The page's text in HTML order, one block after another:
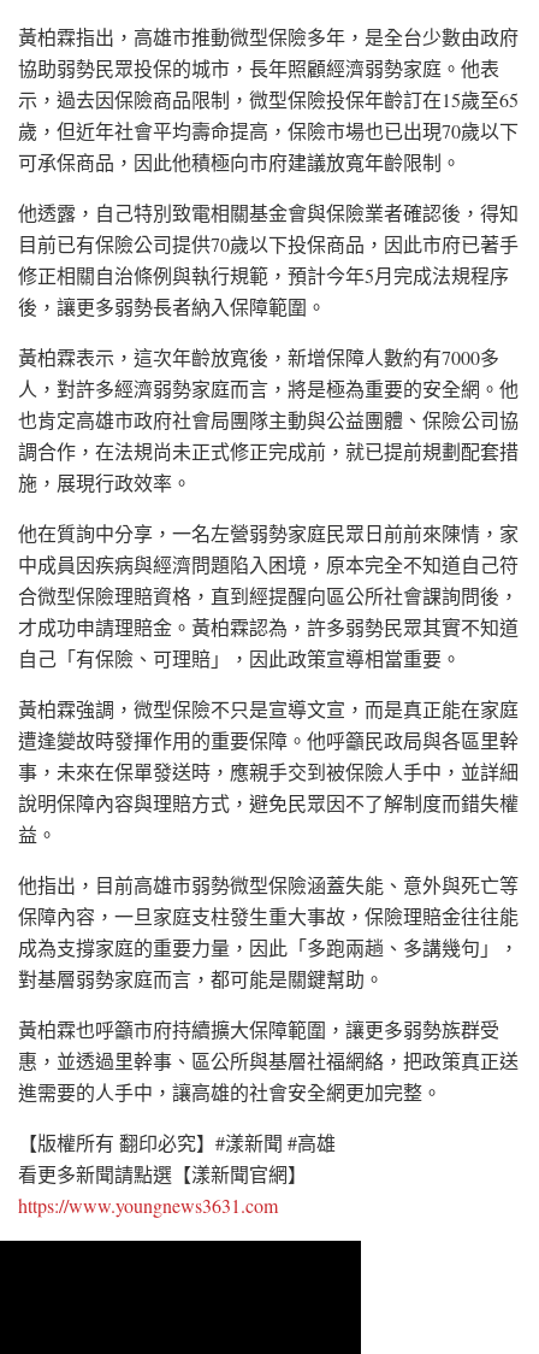
黃柏霖指出，高雄市推動微型保險多年，是全台少數由政府
協助弱勢民眾投保的城市，長年照顧經濟弱勢家庭。他表
示，過去因保險商品限制，微型保險投保年齡訂在15歲至65
歲，但近年社會平均壽命提高，保險市場也已出現70歲以下
可承保商品，因此他積極向市府建議放寬年齡限制。
他透露，自己特別致電相關基金會與保險業者確認後，得知
目前已有保險公司提供70歲以下投保商品，因此市府已著手
修正相關自治條例與執行規範，預計今年5月完成法規程序
後，讓更多弱勢長者納入保障範圍。
黃柏霖表示，這次年齡放寬後，新增保障人數約有7000多
人，對許多經濟弱勢家庭而言，將是極為重要的安全網。他
也肯定高雄市政府社會局團隊主動與公益團體、保險公司協
調合作，在法規尚未正式修正完成前，就已提前規劃配套措
施，展現行政效率。
他在質詢中分享，一名左營弱勢家庭民眾日前前來陳情，家
中成員因疾病與經濟問題陷入困境，原本完全不知道自己符
合微型保險理賠資格，直到經提醒向區公所社會課詢問後，
才成功申請理賠金。黃柏霖認為，許多弱勢民眾其實不知道
自己「有保險、可理賠」，因此政策宣導相當重要。
黃柏霖強調，微型保險不只是宣導文宣，而是真正能在家庭
遭逢變故時發揮作用的重要保障。他呼籲民政局與各區里幹
事，未來在保單發送時，應親手交到被保險人手中，並詳細
說明保障內容與理賠方式，避免民眾因不了解制度而錯失權
益。
他指出，目前高雄市弱勢微型保險涵蓋失能、意外與死亡等
保障內容，一旦家庭支柱發生重大事故，保險理賠金往往能
成為支撐家庭的重要力量，因此「多跑兩趟、多講幾句」，
對基層弱勢家庭而言，都可能是關鍵幫助。
黃柏霖也呼籲市府持續擴大保障範圍，讓更多弱勢族群受
惠，並透過里幹事、區公所與基層社福網絡，把政策真正送
進需要的人手中，讓高雄的社會安全網更加完整。
【版權所有 翻印必究】#漾新聞 #高雄
看更多新聞請點選【漾新聞官網】
https://www.youngnews3631.com